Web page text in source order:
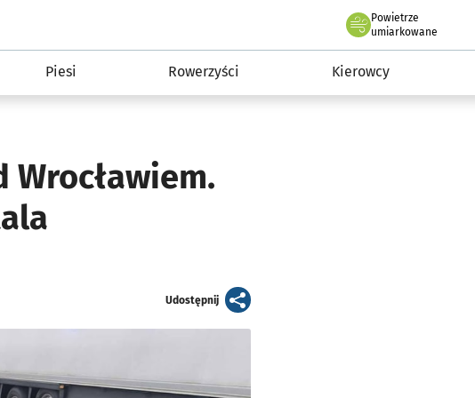
Komunikacja
Powietrze
we Wrocławiu
umiarkowane
Piesi Rowerzyści Kierowcy
Udostępnijartykuł